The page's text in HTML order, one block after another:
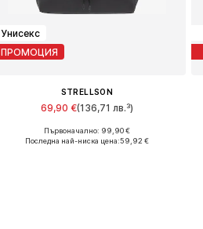
Унисекс
ПРОМОЦИЯ
STRELLSON
69,90 €(136,71 лв.³)
Налични размери: One Size
Първоначално: 99,90 €
Последна най-ниска цена:59,92 €